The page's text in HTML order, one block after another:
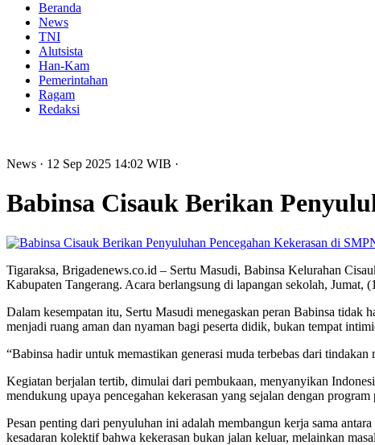
Beranda
News
TNI
Alutsista
Han-Kam
Pemerintahan
Ragam
Redaksi
News · 12 Sep 2025 14:02 WIB ·
Babinsa Cisauk Berikan
Tigaraksa, Brigadenews.co.id – Sertu Masudi, Babinsa Kelurahan
Kabupaten Tangerang. Acara berlangsung di lapangan sekolah,
Dalam kesempatan itu, Sertu Masudi menegaskan peran Babinsa tidak
menjadi ruang aman dan nyaman bagi peserta didik, bukan tempat
“Babinsa hadir untuk memastikan generasi muda terbebas dari
Kegiatan berjalan tertib, dimulai dari pembukaan, menyanyikan
mendukung upaya pencegahan kekerasan yang sejalan dengan
Pesan penting dari penyuluhan ini adalah membangun kerja sama
kesadaran kolektif bahwa kekerasan bukan jalan keluar, melainkan